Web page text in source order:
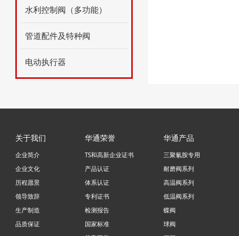
水利控制阀（多功能）
管道配件及特种阀
电动执行器
关于我们
企业简介
企业文化
历程愿景
领导致辞
生产制造
品质保证
华通荣誉
TS和高新企业证书
产品认证
体系认证
专利证书
检测报告
国家标准
华通产品
三聚氰胺专用
耐磨阀系列
高温阀系列
低温阀系列
蝶阀
球阀